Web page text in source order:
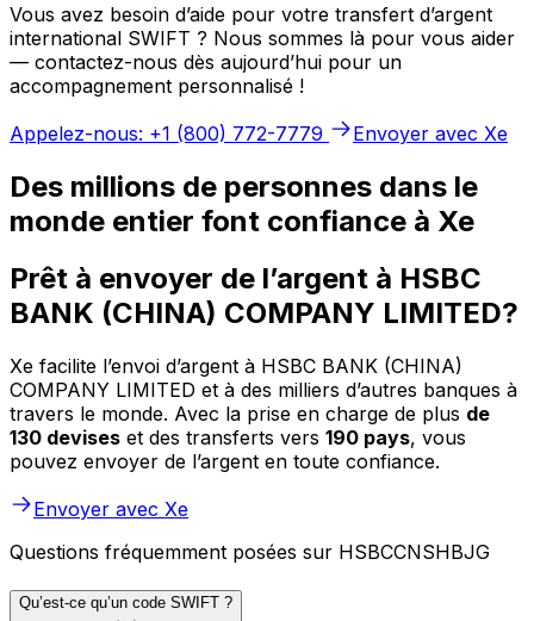
Vous avez besoin d’aide pour votre transfert d’argent
international SWIFT ? Nous sommes là pour vous aider
— contactez-nous dès aujourd’hui pour un
accompagnement personnalisé !
Appelez-nous: +1 (800) 772-7779
Envoyer avec Xe
Des millions de personnes dans le
monde entier font confiance à Xe
Prêt à envoyer de l’argent à HSBC
BANK (CHINA) COMPANY LIMITED?
Xe facilite l’envoi d’argent à HSBC BANK (CHINA)
COMPANY LIMITED et à des milliers d’autres banques à
travers le monde. Avec la prise en charge de plus de
130 devises et des transferts vers 190 pays, vous
pouvez envoyer de l’argent en toute confiance.
Envoyer avec Xe
Questions fréquemment posées sur HSBCCNSHBJG
Qu’est-ce qu’un code SWIFT ?